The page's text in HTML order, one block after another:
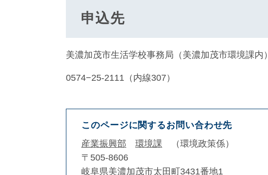
申込先
美濃加茂市生活学校事務局（美濃加茂市環境課内）
0574−25-2111（内線307）
このページに関するお問い合わせ先
産業振興部
環境課
環境政策係
〒505-8606
岐阜県美濃加茂市太田町3431番地1